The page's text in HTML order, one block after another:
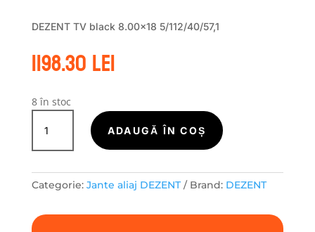
DEZENT TV black 8.00×18 5/112/40/57,1
1198.30lei
8 în stoc
Cantitate
Janta
aliaj
TV
8.00x18
ADAUGĂ ÎN COȘ
Categorie: Jante aliaj DEZENT Brand: DEZENT